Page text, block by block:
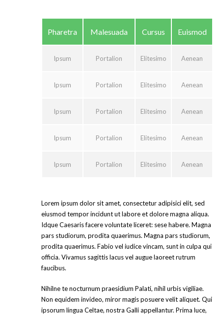
Pharetra Malesuada Cursus Euismod
Ipsum Portalion Elitesimo Aenean
Ipsum Portalion Elitesimo Aenean
Ipsum Portalion Elitesimo Aenean
Ipsum Portalion Elitesimo Aenean
Ipsum Portalion Elitesimo Aenean
Lorem ipsum dolor sit amet, consectetur adipisici elit, sed
eiusmod tempor incidunt ut labore et dolore magna aliqua.
Idque Caesaris facere voluntate liceret: sese habere. Magna
pars studiorum, prodita quaerimus. Magna pars studiorum,
prodita quaerimus. Fabio vel iudice vincam, sunt in culpa qui
officia. Vivamus sagittis lacus vel augue laoreet rutrum
faucibus.
Nihilne te nocturnum praesidium Palati, nihil urbis vigiliae.
Non equidem invideo, miror magis posuere velit aliquet. Qui
ipsorum lingua Celtae, nostra Galli appellantur. Prima luce,